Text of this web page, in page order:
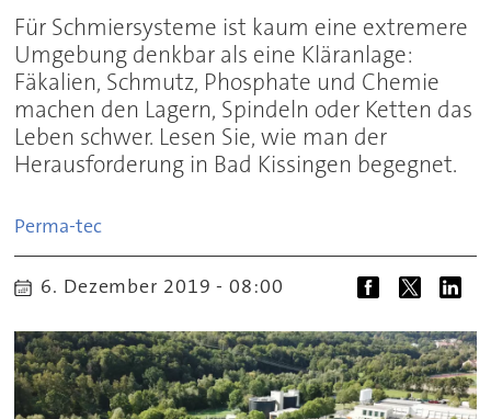
Für Schmiersysteme ist kaum eine extremere
Umgebung denkbar als eine Kläranlage:
Fäkalien, Schmutz, Phosphate und Chemie
machen den Lagern, Spindeln oder Ketten das
Leben schwer. Lesen Sie, wie man der
Herausforderung in Bad Kissingen begegnet.
Perma-tec
6. Dezember 2019 - 08:00